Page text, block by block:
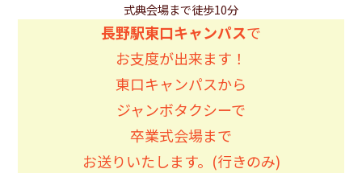
式典会場まで徒歩10分
長野駅東口キャンパスで
お支度が出来ます！
東口キャンパスから
ジャンボタクシーで
卒業式会場まで
お送りいたします。(行きのみ)